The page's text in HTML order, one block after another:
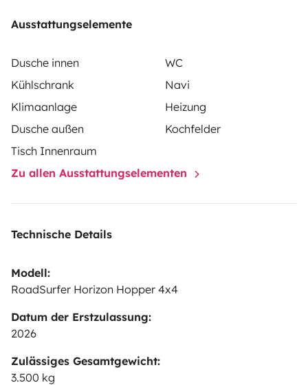
Ausstattungselemente
Dusche innen
WC
Kühlschrank
Navi
Klimaanlage
Heizung
Dusche außen
Kochfelder
Tisch Innenraum
Zu allen Ausstattungselementen
Technische Details
Modell:
RoadSurfer Horizon Hopper 4x4
Datum der Erstzulassung:
2026
Zulässiges Gesamtgewicht:
3.500 kg